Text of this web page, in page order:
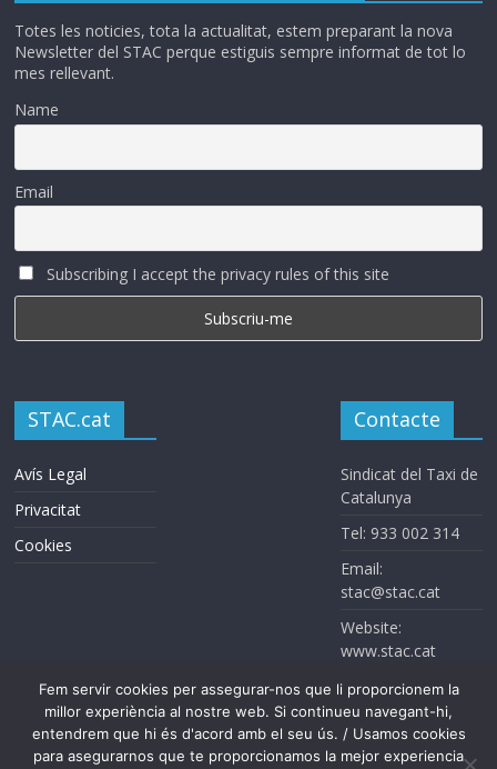
Totes les noticies, tota la actualitat, estem preparant la nova
Newsletter del STAC perque estiguis sempre informat de tot lo
mes rellevant.
Name
Email
Subscribing I accept the privacy rules of this site
STAC.cat
Avís Legal
Privacitat
Cookies
Contacte
Sindicat del Taxi de
Catalunya
Tel: 933 002 314
Email:
stac@stac.cat
Website:
www.stac.cat
Fem servir cookies per assegurar-nos que li proporcionem la
millor experiència al nostre web. Si continueu navegant-hi,
entendrem que hi és d'acord amb el seu ús. / Usamos cookies
para asegurarnos que te proporcionamos la mejor experiencia